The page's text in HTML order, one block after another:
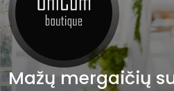
Mažų mergaičių